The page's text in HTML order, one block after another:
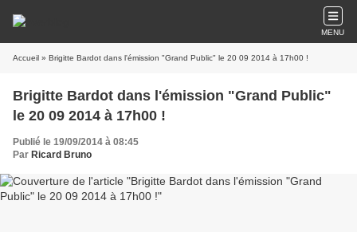
MENU
Accueil » Brigitte Bardot dans l'émission "Grand Public" le 20 09 2014 à 17h00 !
Brigitte Bardot dans l'émission "Grand Public"
le 20 09 2014 à 17h00 !
Publié le 19/09/2014 à 08:45
Par Ricard Bruno